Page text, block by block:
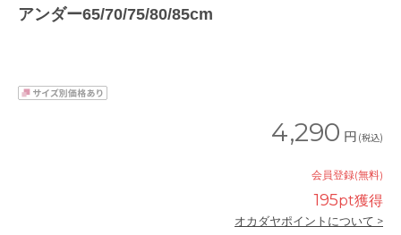
アンダー65/70/75/80/85cm
4,290 円 (税込)
会員登録(無料)
195pt獲得
オカダヤポイントについて >